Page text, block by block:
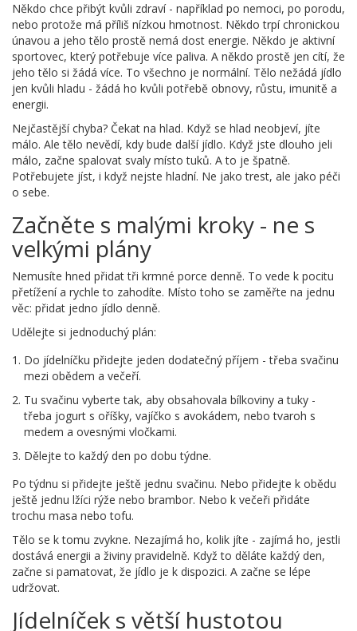
Někdo chce přibýt kvůli zdraví - například po nemoci, po porodu,
nebo protože má příliš nízkou hmotnost. Někdo trpí chronickou
únavou a jeho tělo prostě nemá dost energie. Někdo je aktivní
sportovec, který potřebuje více paliva. A někdo prostě jen cítí, že
jeho tělo si žádá více. To všechno je normální. Tělo nežádá jídlo
jen kvůli hladu - žádá ho kvůli potřebě obnovy, růstu, imunitě a
energii.
Nejčastější chyba? Čekat na hlad. Když se hlad neobjeví, jíte
málo. Ale tělo nevědí, kdy bude další jídlo. Když jste dlouho jeli
málo, začne spalovat svaly místo tuků. A to je špatně.
Potřebujete jíst, i když nejste hladní. Ne jako trest, ale jako péči
o sebe.
Začněte s malými kroky - ne s
velkými plány
Nemusíte hned přidat tři krmné porce denně. To vede k pocitu
přetížení a rychle to zahodíte. Místo toho se zaměřte na jednu
věc: přidat jedno jídlo denně.
Udělejte si jednoduchý plán:
Do jídelníčku přidejte jeden dodatečný příjem - třeba svačinu
mezi obědem a večeří.
Tu svačinu vyberte tak, aby obsahovala bílkoviny a tuky -
třeba jogurt s oříšky, vajíčko s avokádem, nebo tvaroh s
medem a ovesnými vločkami.
Dělejte to každý den po dobu týdne.
Po týdnu si přidejte ještě jednu svačinu. Nebo přidejte k obědu
ještě jednu lžíci rýže nebo brambor. Nebo k večeři přidáte
trochu masa nebo tofu.
Tělo se k tomu zvykne. Nezajímá ho, kolik jíte - zajímá ho, jestli
dostává energii a živiny pravidelně. Když to děláte každý den,
začne si pamatovat, že jídlo je k dispozici. A začne se lépe
udržovat.
Jídelníček s větší hustotou